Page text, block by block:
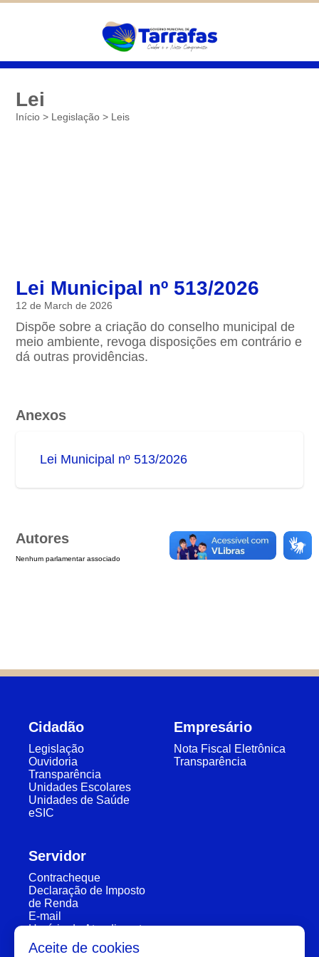
Lei
Início > Legislação > Leis
Lei Municipal nº 513/2026
12 de March de 2026
Dispõe sobre a criação do conselho municipal de
meio ambiente, revoga disposições em contrário e
dá outras providências.
Anexos
Lei Municipal nº 513/2026
Autores
Nenhum parlamentar associado
Cidadão
Legislação
Ouvidoria
Transparência
Unidades Escolares
Unidades de Saúde
eSIC
Empresário
Nota Fiscal Eletrônica
Transparência
Servidor
Contracheque
Declaração de Imposto
de Renda
E-mail
Horário de Atendimento
Segunda a Sexta: 7:30h à 11:30h e 13:00h à 16:00h
Diminuir
Padrão
Aumentar
Aceite de cookies
associados ao site oferecido por outras
empresas e que não temos controle sobre as
informações coletadas. Neste site utilizamos
o Google Analytics. Você pode obter mais
deles em